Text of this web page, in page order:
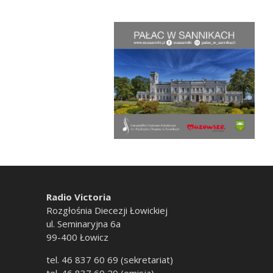
Radio Victoria
Rozgłośnia Diecezji Łowickiej
ul. Seminaryjna 6a
99-400 Łowicz
tel. 46 837 60 69 (sekretariat)